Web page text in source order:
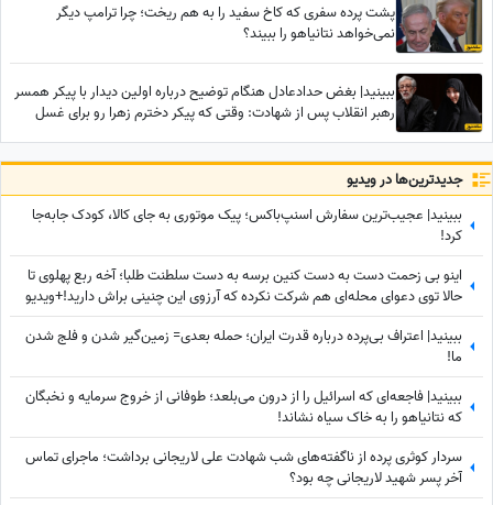
پشت پرده سفری که کاخ سفید را به هم ریخت؛ چرا ترامپ دیگر
نمی‌خواهد نتانیاهو را ببیند؟
ببینید| بغض حدادعادل هنگام توضیح درباره اولین دیدار با پیکر همسر
رهبر انقلاب پس از شهادت: وقتی که پیکر دخترم زهرا رو برای غسل
جدید‌ترین‌ها در ویدیو
ببینید| عجیب‌ترین سفارش اسنپ‌باکس؛ پیک موتوری به جای کالا، کودک جابه‌جا
کرد!
اینو بی زحمت دست به دست کنین برسه به دست سلطنت طلبا؛ آخه ربع پهلوی تا
حالا توی دعوای محله‌ای هم شرکت نکرده که آرزوی این چنینی براش دارید!+ویدیو
ببینید| اعتراف بی‌پرده درباره قدرت ایران؛ حمله بعدی= زمین‌گیر شدن و فلج شدن
ما!
ببینید| فاجعه‌ای که اسرائیل را از درون می‌بلعد؛ طوفانی از خروج سرمایه و نخبگان
که نتانیاهو را به خاک سیاه نشاند!
سردار کوثری پرده از ناگفته‌های شب شهادت علی لاریجانی برداشت؛ ماجرای تماس
آخر پسر شهید لاریجانی چه بود؟